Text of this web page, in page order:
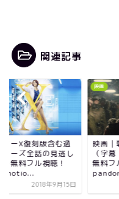
関連記事
映画
映画｜戦火の馬の動画
（字幕・吹き替え版）を
無料フル視聴！
pandora・dailym...
2018年11月30日